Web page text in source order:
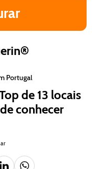
Portugal
de 13 locais
conhecer